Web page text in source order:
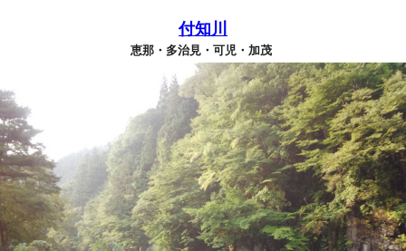
付知川
恵那・多治見・可児・加茂